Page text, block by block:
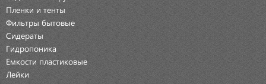
Пленки и тенты
Фильтры бытовые
Сидераты
Гидропоника
Емкости пластиковые
Лейки